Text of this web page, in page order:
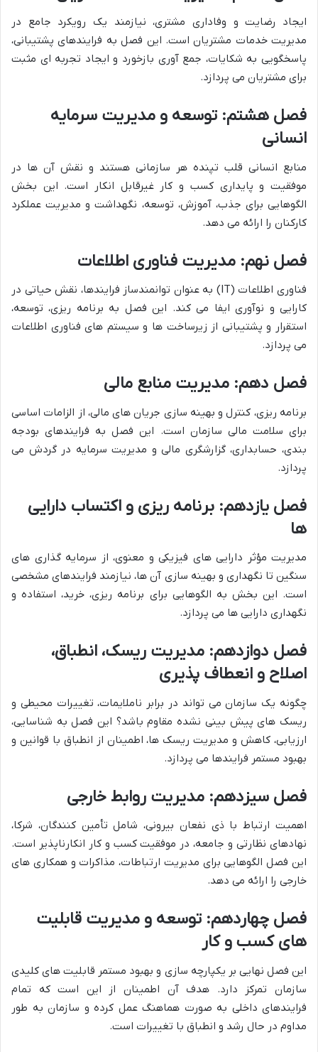
ایجاد رضایت و وفاداری مشتری، نیازمند یک رویکرد جامع در
مدیریت خدمات مشتریان است. این فصل به فرایندهای پشتیبانی،
پاسخگویی به شکایات، جمع آوری بازخورد و ایجاد تجربه ای مثبت
برای مشتریان می پردازد.
فصل هشتم: توسعه و مدیریت سرمایه
انسانی
منابع انسانی قلب تپنده هر سازمانی هستند و نقش آن ها در
موفقیت و پایداری کسب و کار غیرقابل انکار است. این بخش
الگوهایی برای جذب، آموزش، توسعه، نگهداشت و مدیریت عملکرد
کارکنان را ارائه می دهد.
فصل نهم: مدیریت فناوری اطلاعات
فناوری اطلاعات (IT) به عنوان توانمندساز فرایندها، نقش حیاتی در
کارایی و نوآوری ایفا می کند. این فصل به برنامه ریزی، توسعه،
استقرار و پشتیبانی از زیرساخت ها و سیستم های فناوری اطلاعات
می پردازد.
فصل دهم: مدیریت منابع مالی
برنامه ریزی، کنترل و بهینه سازی جریان های مالی، از الزامات اساسی
برای سلامت مالی سازمان است. این فصل به فرایندهای بودجه
بندی، حسابداری، گزارشگری مالی و مدیریت سرمایه در گردش می
پردازد.
فصل یازدهم: برنامه ریزی و اکتساب دارایی
ها
مدیریت مؤثر دارایی های فیزیکی و معنوی، از سرمایه گذاری های
سنگین تا نگهداری و بهینه سازی آن ها، نیازمند فرایندهای مشخصی
است. این بخش به الگوهایی برای برنامه ریزی، خرید، استفاده و
نگهداری دارایی ها می پردازد.
فصل دوازدهم: مدیریت ریسک، انطباق،
اصلاح و انعطاف پذیری
چگونه یک سازمان می تواند در برابر ناملایمات، تغییرات محیطی و
ریسک های پیش بینی نشده مقاوم باشد؟ این فصل به شناسایی،
ارزیابی، کاهش و مدیریت ریسک ها، اطمینان از انطباق با قوانین و
بهبود مستمر فرایندها می پردازد.
فصل سیزدهم: مدیریت روابط خارجی
اهمیت ارتباط با ذی نفعان بیرونی، شامل تأمین کنندگان، شرکا،
نهادهای نظارتی و جامعه، در موفقیت کسب و کار انکارناپذیر است.
این فصل الگوهایی برای مدیریت ارتباطات، مذاکرات و همکاری های
خارجی را ارائه می دهد.
فصل چهاردهم: توسعه و مدیریت قابلیت
های کسب و کار
این فصل نهایی بر یکپارچه سازی و بهبود مستمر قابلیت های کلیدی
سازمان تمرکز دارد. هدف آن اطمینان از این است که تمام
فرایندهای داخلی به صورت هماهنگ عمل کرده و سازمان به طور
مداوم در حال رشد و انطباق با تغییرات است.